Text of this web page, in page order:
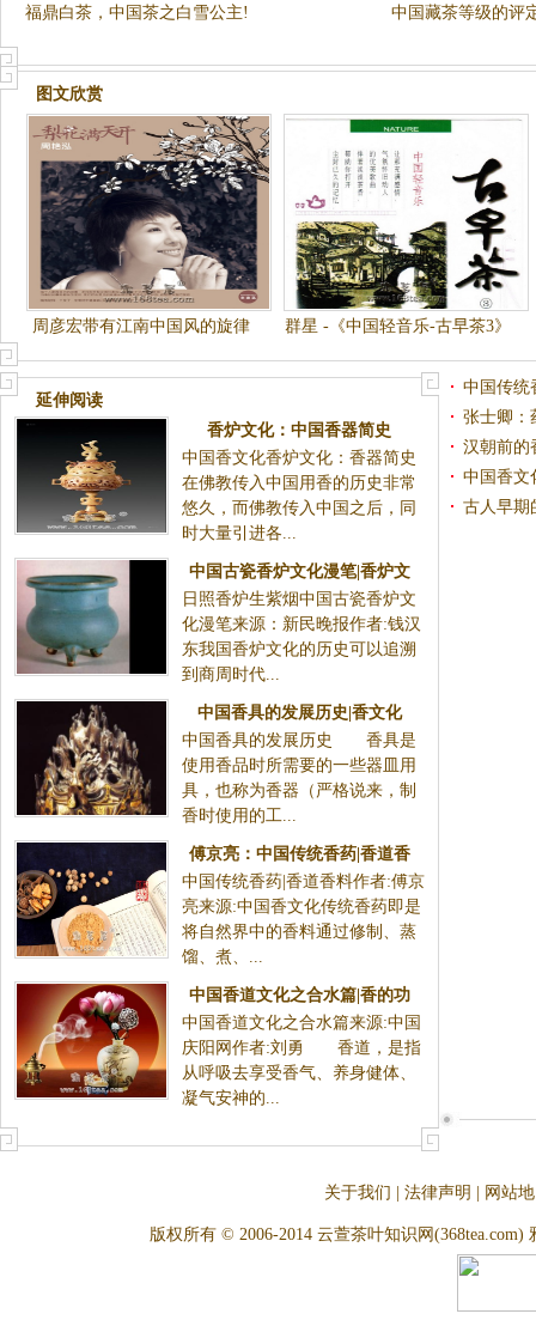
福鼎白茶，中国茶之白雪公主! 中国藏茶等级的评
图文欣赏
周彦宏带有江南中国风的旋律
——:梨花满天开
群星 -《中国轻音乐-古早茶3》
延伸阅读
香炉文化：中国香器简史
中国香文化香炉文化：香器简史
在佛教传入中国用香的历史非常
悠久，而佛教传入中国之后，同
时大量引进各...
中国古瓷香炉文化漫笔|香炉文
化
日照香炉生紫烟中国古瓷香炉文
化漫笔来源：新民晚报作者:钱汉
东我国香炉文化的历史可以追溯
到商周时代...
中国香具的发展历史|香文化
中国香具的发展历史 香具是
使用香品时所需要的一些器皿用
具，也称为香器（严格说来，制
香时使用的工...
傅京亮：中国传统香药|香道香
料
中国传统香药|香道香料作者:傅京
亮来源:中国香文化传统香药即是
将自然界中的香料通过修制、蒸
馏、煮、...
中国香道文化之合水篇|香的功
效
中国香道文化之合水篇来源:中国
庆阳网作者:刘勇 香道，是指
从呼吸去享受香气、养身健体、
凝气安神的...
中国传统
张士卿：
汉朝前的
中国香文
古人早期
关于我们 法律声明 网站
版权所有 © 2006-2014 云萱茶叶知识网